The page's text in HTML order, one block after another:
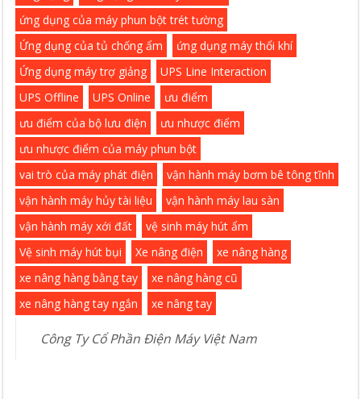
ứng dụng của máy phun bột trét tường
Ứng dụng của tủ chống ẩm
ứng dụng máy thổi khí
Ứng dụng máy trợ giảng
UPS Line Interaction
UPS Offline
UPS Online
ưu điểm
ưu điểm của bộ lưu điện
ưu nhược điểm
ưu nhược điểm của máy phun bột
vai trò của máy phát điện
vận hành máy bơm bê tông tĩnh
vận hành máy hủy tài liệu
vận hành máy lau sàn
vận hành máy xới đất
vệ sinh máy hút ẩm
Vệ sinh máy hút bụi
Xe nâng điện
xe nâng hàng
xe nâng hàng bằng tay
xe nâng hàng cũ
xe nâng hàng tay ngắn
xe nâng tay